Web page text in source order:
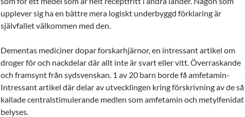
upplever sig ha en bättre mera logiskt underbyggd förklaring är
självfallet välkommen med den.
Dementas mediciner dopar forskarhjärnor, en intressant artikel om
droger för och nackdelar där allt inte är svart eller vitt. Överraskande
och framsynt från sydsvenskan. 1 av 20 barn borde få amfetamin-
Intressant artikel där delar av utvecklingen kring förskrivning av de så
kallade centralstimulerande medlen som amfetamin och metylfenidat
belyses.